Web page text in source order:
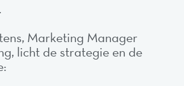
Marketing Manager
licht de strategie en de